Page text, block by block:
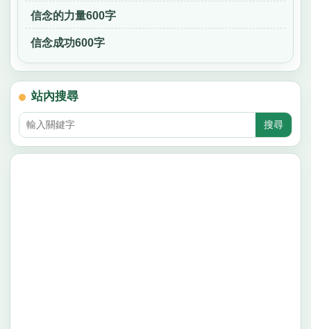
信念的力量600字
信念成功600字
站內搜尋